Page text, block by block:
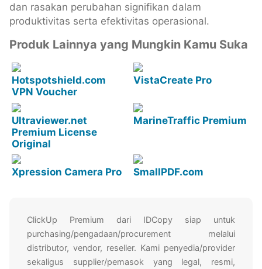
dan rasakan perubahan signifikan dalam
produktivitas serta efektivitas operasional.
Produk Lainnya yang Mungkin Kamu Suka
Hotspotshield.com
VPN Voucher
VistaCreate Pro
Ultraviewer.net
Premium License
Original
MarineTraffic Premium
Xpression Camera Pro SmallPDF.com
ClickUp Premium dari IDCopy siap untuk
purchasing/pengadaan/procurement melalui
distributor, vendor, reseller. Kami penyedia/provider
sekaligus supplier/pemasok yang legal, resmi,